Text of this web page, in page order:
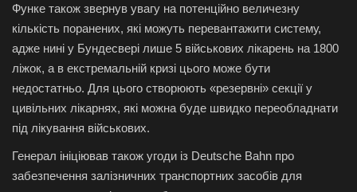
Функе також звернув увагу на потенційно величезну
кількість поранених, які можуть перевантажити систему,
адже нині у Бундесвері лише 5 військових лікарень на 1800
ліжок, а в екстремальній кризі цього може бути
недостатньо. Для цього створюють «резервні» секції у
цивільних лікарнях, які можна буде швидко переобладнати
під лікування військових.
Генерал ініціював також угоди із Deutsche Bahn про
забезпечення залізничних транспортних засобів для